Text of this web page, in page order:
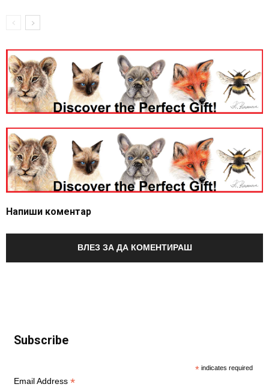
Напиши коментар
ВЛЕЗ ЗА ДА КОМЕНТИРАШ
Subscribe
* indicates required
Email Address *